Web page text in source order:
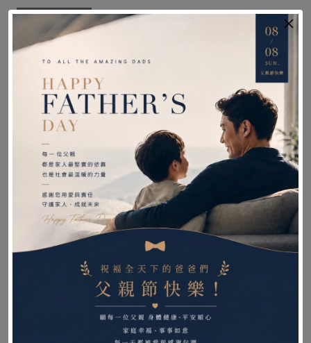
常保潔淨舒適
座/背墊經抗菌防霉處理，
有效避免細菌附著，
耐用持久乘坐安心。